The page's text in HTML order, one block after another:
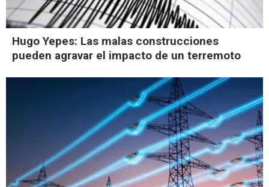
Hugo Yepes: Las malas construcciones
pueden agravar el impacto de un terremoto